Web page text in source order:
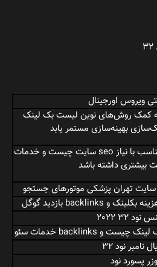
ویروس اورجینال
کمک روش‌های نوین لیست بک لینک
بهینه‌سازی مستمر یابد
با نیاز seo سایت چیست
و خدمات
بیشتری داشته باشد
تهران پزشکی موتورهای جستجو
بکلینکو backlinks بازدید گوگل
32 2022
لینک چیستو backlinks خدمات سئو
نامبر نود 32
پسورد نود